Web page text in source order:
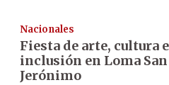
Nacionales
Fiesta de arte, cultura e
inclusión en Loma San
Jerónimo